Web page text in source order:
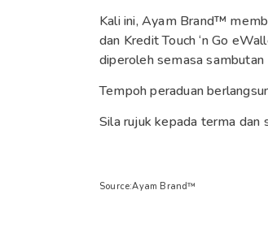
Kali ini, Ayam Brand™
dan Kredit Touch ‘n Go
diperoleh semasa
Tempoh peraduan
Sila rujuk kepada terma dan
Source:Ayam Brand™